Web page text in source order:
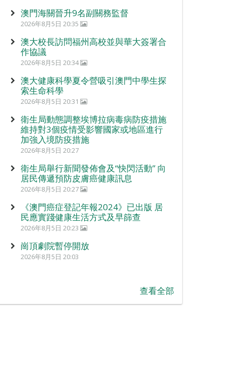
澳門海關晉升9名副關務監督
2026年8月5日 20:35
澳大校長訪問福州高校並與華大簽署合
作協議
2026年8月5日 20:34
澳大健康科學夏令營吸引澳門中學生探
索生命科學
2026年8月5日 20:31
衛生局動態調整埃博拉病毒病防疫措施
維持對3個疫情受影響國家或地區進行
加強入境防疫措施
2026年8月5日 20:27
衛生局舉行新聞發佈會及“快閃活動” 向
居民傳遞預防皮膚癌健康訊息
2026年8月5日 20:27
《澳門癌症登記年報2024》已出版 居
民應實踐健康生活方式及早篩查
2026年8月5日 20:23
崗頂劇院暫停開放
2026年8月5日 20:03
查看全部